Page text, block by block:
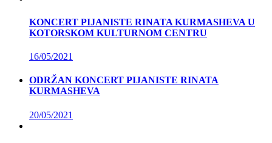
KONCERT PIJANISTE RINATA KURMASHEVA U
KOTORSKOM KULTURNOM CENTRU
16/05/2021
ODRŽAN KONCERT PIJANISTE RINATA
KURMASHEVA
20/05/2021